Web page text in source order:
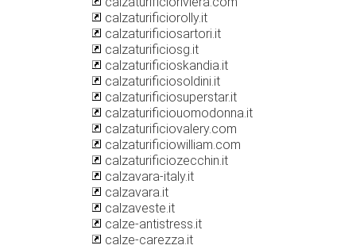
calzaturificiorolly.it
calzaturificiosartori.it
calzaturificiosg.it
calzaturificioskandia.it
calzaturificiosoldini.it
calzaturificiosuperstar.it
calzaturificiouomodonna.it
calzaturificiovalery.com
calzaturificiowilliam.com
calzaturificiozecchin.it
calzavara-italy.it
calzavara.it
calzaveste.it
calze-antistress.it
calze-carezza.it